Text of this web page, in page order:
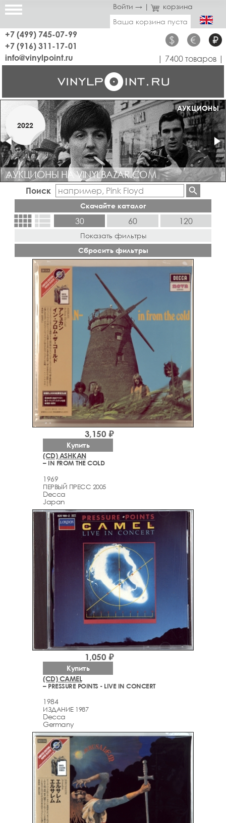
Войти → |
корзина
Ваша корзина пуста
+7 (499) 745-07-99
+7 (916) 311-17-01
$ € ₽
info@vinylpoint.ru | 7400 товаров |
МАГАЗИН ОТКРЫТ
МАРТ
2019
АУКЦИОНЫ
2022
АУКЦИОНЫ НА VINYLBAZAR.COM
Поиск
Скачайте каталог
view_comfyview_list 30 60 120
Показать фильтры
Сбросить фильтры
(CD) ASHKAN
– IN FROM THE COLD
1969
ПЕРВЫЙ ПРЕСС 2005
Decca
Japan
3,150 ₽
Купить
(CD) CAMEL
– PRESSURE POINTS - LIVE IN CONCERT
1984
ИЗДАНИЕ 1987
Decca
Germany
1,050 ₽
Купить